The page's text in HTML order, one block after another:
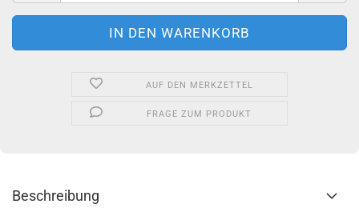
AUF DEN MERKZETTEL
FRAGE ZUM PRODUKT
Beschreibung